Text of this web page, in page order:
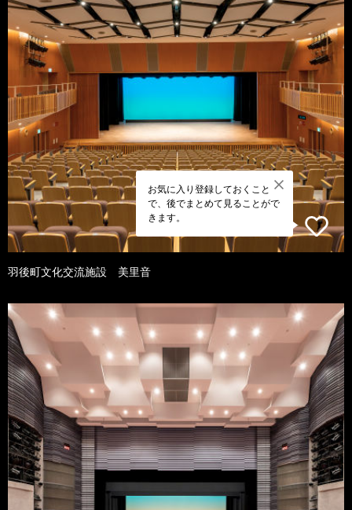
お気に入り登録しておくこと
で、後でまとめて見ることがで
きます。
羽後町文化交流施設 美里音